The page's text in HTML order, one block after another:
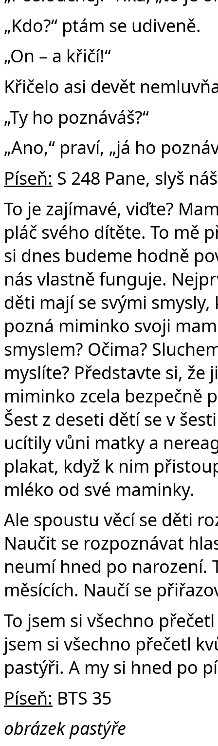
„Kdo?“ ptám se udiveně.
„On – a křičí!“
Křičelo asi devět
„Ty ho poznáváš?“
„Ano,“ praví, „já ho
Píseň: S 248 Pane, slyš
To je zajímavé, viďte?
pláč svého dítěte. To mě
si dnes budeme hodně
nás vlastně funguje.
děti mají se svými
pozná miminko svoji
smyslem? Očima?
myslíte? Představte si, že
miminko zcela bezpečně
Šest z deseti dětí se v
ucítily vůni matky a
plakat, když k nim
mléko od své maminky.
Ale spoustu věcí se děti
Naučit se rozpoznávat
neumí hned po narození.
měsících. Naučí se
To jsem si všechno
jsem si všechno přečetl
pastýři. A my si hned po
Píseň: BTS 35
obrázek pastýře